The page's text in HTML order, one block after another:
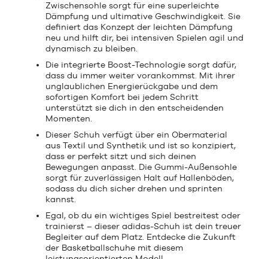
Zwischensohle sorgt für eine superleichte
Dämpfung und ultimative Geschwindigkeit. Sie
definiert das Konzept der leichten Dämpfung
neu und hilft dir, bei intensiven Spielen agil und
dynamisch zu bleiben.
Die integrierte Boost-Technologie sorgt dafür,
dass du immer weiter vorankommst. Mit ihrer
unglaublichen Energierückgabe und dem
sofortigen Komfort bei jedem Schritt
unterstützt sie dich in den entscheidenden
Momenten.
Dieser Schuh verfügt über ein Obermaterial
aus Textil und Synthetik und ist so konzipiert,
dass er perfekt sitzt und sich deinen
Bewegungen anpasst. Die Gummi-Außensohle
sorgt für zuverlässigen Halt auf Hallenböden,
sodass du dich sicher drehen und sprinten
kannst.
Egal, ob du ein wichtiges Spiel bestreitest oder
trainierst – dieser adidas-Schuh ist dein treuer
Begleiter auf dem Platz. Entdecke die Zukunft
der Basketballschuhe mit diesem